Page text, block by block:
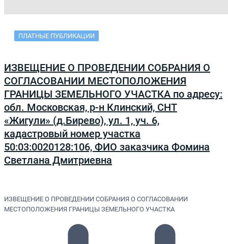
ПЛАТНЫЕ ПУБЛИКАЦИИ
ИЗВЕЩЕНИЕ О ПРОВЕДЕНИИ СОБРАНИЯ О
СОГЛАСОВАНИИ МЕСТОПОЛОЖЕНИЯ
ГРАНИЦЫ ЗЕМЕЛЬНОГО УЧАСТКА по адресу:
обл. Московская, р-н Клинский, СНТ
«Жигули» (д.Бирево), ул. 1, уч. 6,
кадастровый номер участка
50:03:0020128:106, ФИО заказчика Фомина
Светлана Дмитриевна
ИЗВЕЩЕНИЕ О ПРОВЕДЕНИИ СОБРАНИЯ О СОГЛАСОВАНИИ
МЕСТОПОЛОЖЕНИЯ ГРАНИЦЫ ЗЕМЕЛЬНОГО УЧАСТКА